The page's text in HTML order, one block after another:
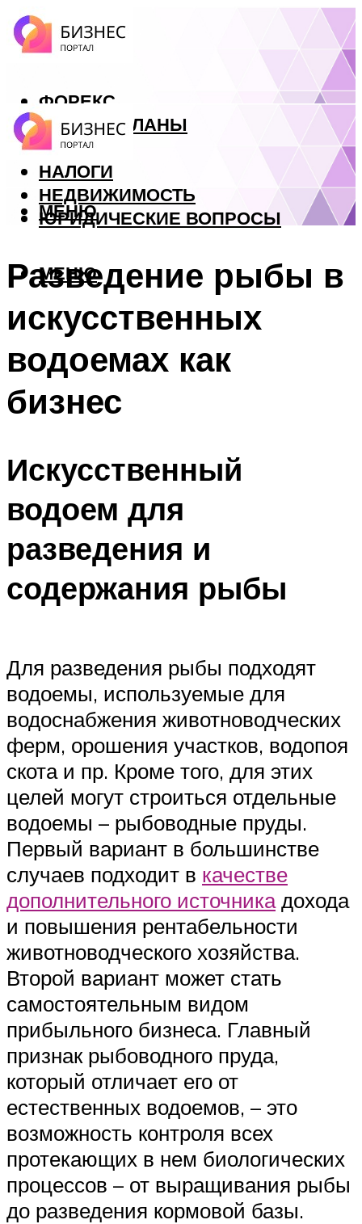
ФОРЕКС
БИЗНЕС ПЛАНЫ
КРЕДИТЫ
НАЛОГИ
НЕДВИЖИМОСТЬ
ЮРИДИЧЕСКИЕ ВОПРОСЫ
МЕНЮ
МЕНЮ
Разведение рыбы в
искусственных
водоемах как
бизнес
Искусственный
водоем для
разведения и
содержания рыбы
Для разведения рыбы подходят
водоемы, используемые для
водоснабжения животноводческих
ферм, орошения участков, водопоя
скота и пр. Кроме того, для этих
целей могут строиться отдельные
водоемы – рыбоводные пруды.
Первый вариант в большинстве
случаев подходит в качестве
дополнительного источникадохода
и повышения рентабельности
животноводческого хозяйства.
Второй вариант может стать
самостоятельным видом
прибыльного бизнеса. Главный
признак рыбоводного пруда,
который отличает его от
естественных водоемов, – это
возможность контроля всех
протекающих в нем биологических
процессов – от выращивания рыбы
до разведения кормовой базы.